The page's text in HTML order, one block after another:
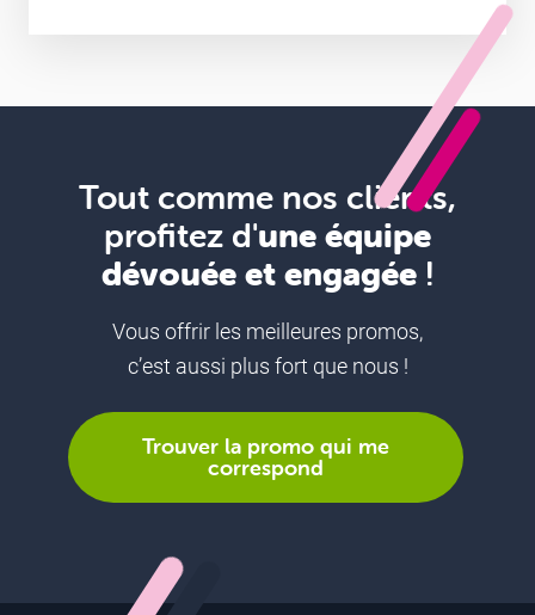
Tout comme nos clients,
profitez d'une équipe
dévouée et engagée!
Vous offrir les meilleures promos,
c’est aussi plus fort que nous !
Trouver la promo qui me
correspond